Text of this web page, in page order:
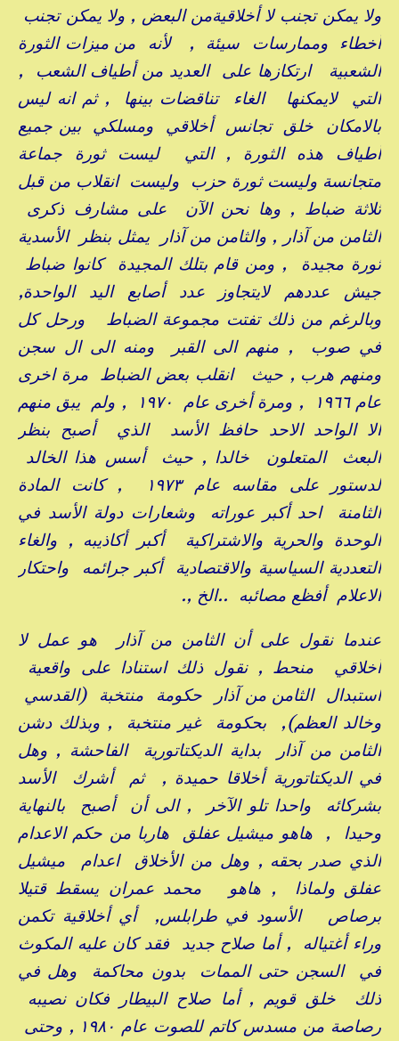
ولا يمكن تجنب لا أخلاقيةمن البعض , ولا يمكن تجنب
أخطاء وممارسات سيئة , لأنه من ميزات الثورة
الشعبية ارتكازها على العديد من أطياف الشعب ,
التي لايمكنها الغاء تناقضات بينها , ثم انه ليس
بالامكان خلق تجانس أخلاقي ومسلكي بين جميع
أطياف هذه الثورة , التي ليست ثورة جماعة
متجانسة وليست ثورة حزب وليست انقلاب من قبل
ثلاثة ضباط , وها نحن الآن على مشارف ذكرى
الثامن من آذار , والثامن من آذار يمثل بنظر الأسدية
ثورة مجيدة , ومن قام بتلك المجيدة كانوا ضباط
جيش عددهم لايتجاوز عدد أصابع اليد الواحدة,
وبالرغم من ذلك تفتت مجموعة الضباط ورحل كل
في صوب , منهم الى القبر ومنه الى ال سجن
ومنهم هرب , حيث انقلب بعض الضباط مرة اخرى
عام ١٩٦٦ , ومرة أخرى عام ١٩٧٠ , ولم يبق منهم
الا الواحد الاحد حافظ الأسد الذي أصبح بنظر
البعث المتعلون خالدا , حيث أسس هذا الخالد
لدستور على مقاسه عام ١٩٧٣ , كانت المادة
الثامنة احد أكبر عوراته وشعارات دولة الأسد في
الوحدة والحرية والاشتراكية أكبر أكاذيبه , والغاء
التعددية السياسية والاقتصادية أكبر جرائمه واحتكار
الاعلام أفظع مصائبه ..الخ ,.
عندما نقول على أن الثامن من آذار هو عمل لا
أخلاقي منحط , نقول ذلك استنادا على واقعية
استبدال الثامن من آذار حكومة منتخبة (القدسي
وخالد العظم), بحكومة غير منتخبة , وبذلك دشن
الثامن من آذار بداية الديكتاتورية الفاحشة , وهل
في الديكتاتورية أخلاقا حميدة , ثم أشرك الأسد
بشركائه واحدا تلو الآخر , الى أن أصبح بالنهاية
وحيدا , هاهو ميشيل عفلق هاربا من حكم الاعدام
الذي صدر بحقه , وهل من الأخلاق اعدام ميشيل
عفلق ولماذا , هاهو محمد عمران يسقط قتيلا
برصاص الأسود في طرابلس, أي أخلاقية تكمن
وراء أغتياله , أما صلاح جديد فقد كان عليه المكوث
في السجن حتى الممات بدون محاكمة وهل في
ذلك خلق قويم , أما صلاح البيطار فكان نصيبه
رصاصة من مسدس كاتم للصوت عام ١٩٨٠ , وحتى